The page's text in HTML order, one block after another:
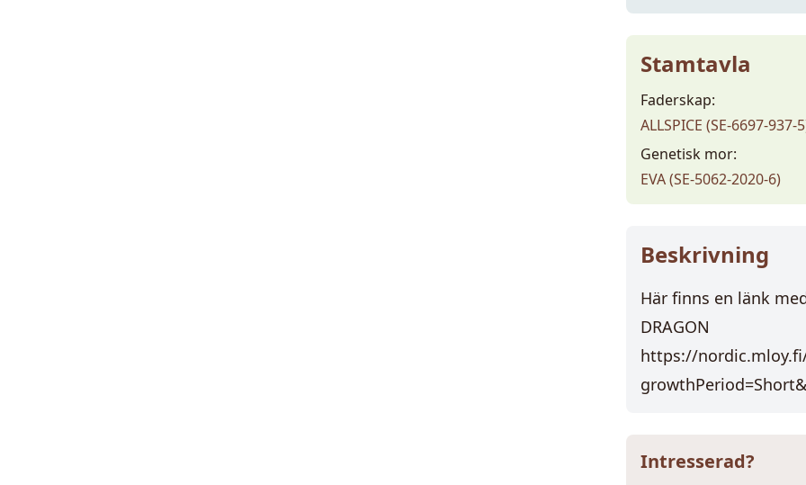
Stamtavla
Faderskap:
ALLSPICE (SE-6697-937-
Genetisk mor:
EVA (SE-5062-2020-6)
Beskrivning
Här finns en länk
DRAGON
https://nordic.mloy.fi/
Intresserad?